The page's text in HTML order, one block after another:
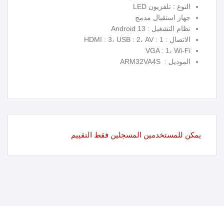
النوع : تلفزيون LED
جهاز استقبال مدمج
نظام التشغيل : Android 13
الاتصال : HDMI : 3، USB : 2، AV : 1
VGA : 1، Wi-Fi
الموديل : ARM32VA4S
يمكن للمستخدمين المسجلين فقط التقييم